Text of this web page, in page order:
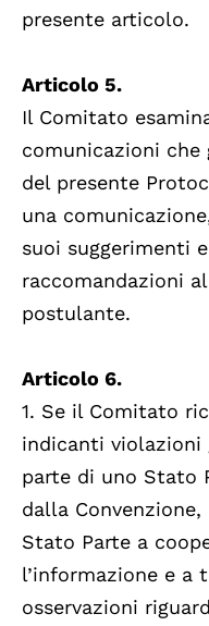
presente articolo.
Articolo 5.
Il Comitato
comunicazioni
del presente
una
suoi suggerimenti
raccomandazioni
postulante.
Articolo 6.
1. Se il Comitato
indicanti violazioni
parte di uno Stato
dalla
Stato Parte a
l’informazione e a
osservazioni